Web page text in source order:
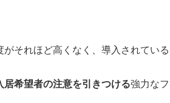
それほど高くなく、導入されている
居希望者の注意を引きつける強力なフ